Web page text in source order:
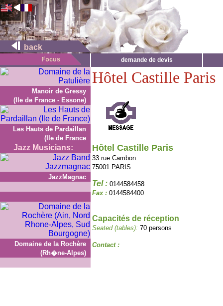
back
demande de devis
Manoir de Gressy
(Ile de France - Essone)
Les Hauts de Pardaillan
(Ile de France
Jazz Musicians:
JazzMagnac
Domaine de la Rochère
(Rh�ne-Alpes)
Hôtel Castille Paris
Hôtel Castille Paris
33 rue Cambon
75001 PARIS
Tel : 0144584458
Fax : 0144584400
Capacités de réception
Seated (tables): 70 persons
Contact :